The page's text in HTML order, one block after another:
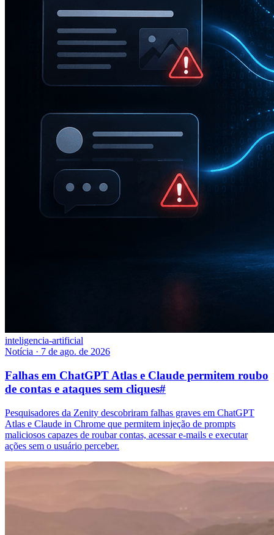
inteligencia-artificial
Notícia · 7 de ago. de 2026
Falhas em ChatGPT Atlas e Claude permitem roubo
de contas e ataques sem cliques#
Pesquisadores da Zenity descobriram falhas graves em ChatGPT
Atlas e Claude in Chrome que permitem injeção de prompts
maliciosos capazes de roubar contas, acessar e-mails e executar
ações sem o usuário perceber.